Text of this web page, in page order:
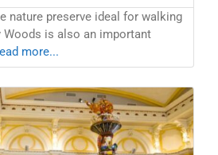
nature preserve ideal for walking
Woods is also an important
more...